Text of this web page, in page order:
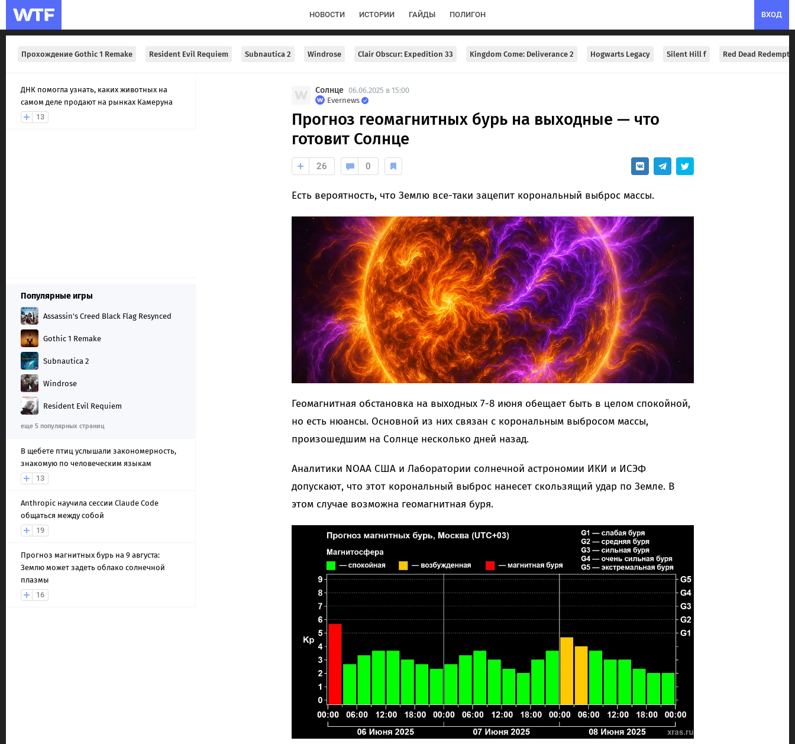
ВХОД
НОВОСТИ ИСТОРИИ ГАЙДЫ ПОЛИГОН
Прохождение Gothic 1 Remake Resident Evil Requiem Subnautica 2 Windrose Clair Obscur: Expedition 33 Kingdom Come: Deliverance 2 Hogwarts Legacy Silent Hill f Red Dead
ДНК помогла узнать, каких животных на
самом деле продают на рынках Камеруна
13
Популярные игры
Assassin's Creed Black Flag Resynced
Gothic 1 Remake
Subnautica 2
Windrose
Resident Evil Requiem
еще 5 популярных страниц
В щебете птиц услышали закономерность,
знакомую по человеческим языкам
13
Anthropic научила сессии Claude Code
общаться между собой
19
Прогноз магнитных бурь на 9 августа:
Землю может задеть облако солнечной
плазмы
16
Солнце 06.06.2025 в 15:00
Evernews
Прогноз геомагнитных бурь на выходные — что
готовит Солнце
26 0
Есть вероятность, что Землю все-таки зацепит корональный выброс массы.
Геомагнитная обстановка на выходных 7-8 июня обещает быть в целом спокойной,
но есть нюансы. Основной из них связан с корональным выбросом массы,
произошедшим на Солнце несколько дней назад.
Аналитики NOAA США и Лаборатории солнечной астрономии ИКИ и ИСЭФ
допускают, что этот корональный выброс нанесет скользящий удар по Земле. В
этом случае возможна геомагнитная буря.